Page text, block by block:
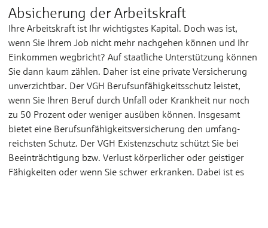
Absicherung der Arbeitskraft
Ihre Arbeits­kraft ist Ihr wichtigstes Kapi­tal. Doch was ist,
wenn Sie Ihrem Job nicht mehr nach­gehen kön­nen und Ihr
Ein­kommen weg­bricht? Auf staat­liche Unter­stüt­zung kön­nen
Sie dann kaum zäh­len. Daher ist eine private Ver­sicherung
un­ver­zicht­bar. Der VGH Berufs­un­fähig­keits­schutz leistet,
wenn Sie Ihren Beruf durch Un­fall oder Krank­heit nur noch
zu 50 Prozent oder weniger aus­üben können. Insge­samt
bietet eine Berufs­unfähigkeits­versicherung den umfang­
reichsten Schutz. Der VGH Existenz­schutz schützt Sie bei
Beein­trächtigung bzw. Ver­lust körper­licher oder gei­stiger
Fähig­keiten oder wenn Sie schwer er­kran­ken. Dabei ist es